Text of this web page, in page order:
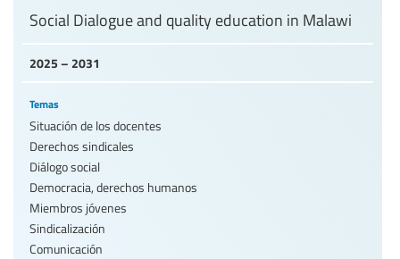
2025 – 2031
Social Dialogue and quality education in Malawi
Temas
Situación de los docentes
Derechos sindicales
Diálogo social
Democracia, derechos humanos
Miembros jóvenes
Sindicalización
Comunicación